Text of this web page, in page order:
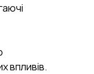
впливів.